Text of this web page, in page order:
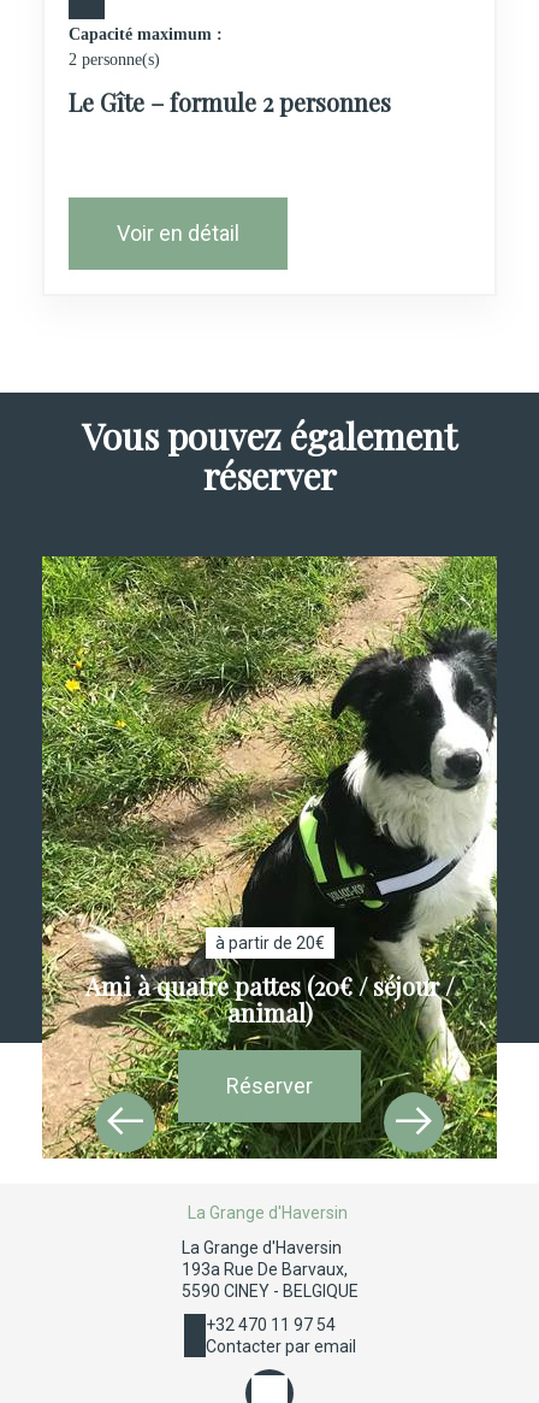
Capacité maximum :
2 personne(s)
Le Gîte – formule 2 personnes
Voir en détail
Vous pouvez également
réserver
à partir de 20€
Ami à quatre pattes (20€ / séjour /
animal)
Réserver
La Grange d'Haversin
La Grange d'Haversin
193a Rue De Barvaux,
5590 CINEY - BELGIQUE
+32 470 11 97 54
Contacter par email